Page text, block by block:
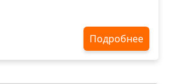
Подробнее